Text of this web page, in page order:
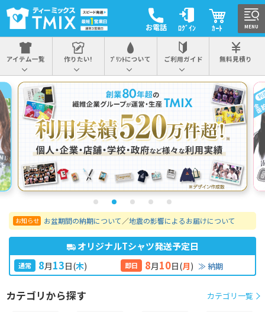
お電話 ﾛｸﾞｲﾝ ｶｰﾄ
アイテム一覧 作りたい! ﾌﾟﾘﾝﾄについて ご利用ガイド 無料見積り
お知らせ お盆期間の納期について ／地震の影響によるお届けについて
オリジナルTシャツ発送予定日
通常 8月13日(木) 即日 8月10日(月) ≫ 納期
カテゴリから探す カテゴリ一覧
MENU